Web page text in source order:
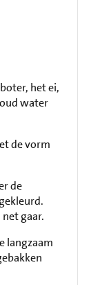
het ei,
water
de vorm
de
gaar.
langzaam